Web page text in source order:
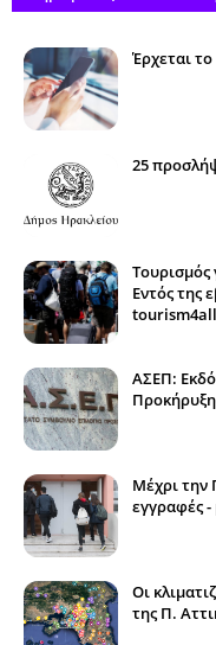
Έρχεται
25
Τουρισμός
Εντός της
tourism4all
ΑΣΕΠ:
Μέχρι την
εγγραφές
Οι
της Π.